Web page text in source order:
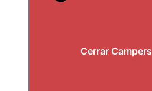
Cerrar Campers